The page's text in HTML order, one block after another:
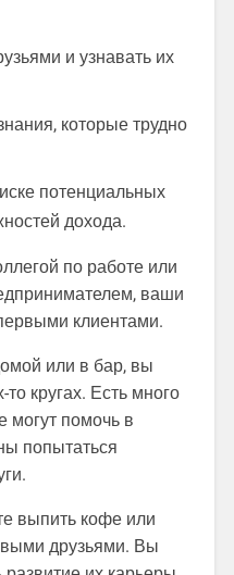
и узнавать их
которые трудно
потенциальных
дохода.
по работе или
ваши
клиентами.
или в бар, вы
кругах. Есть много
могут помочь в
попытаться
выпить кофе или
друзьями. Вы